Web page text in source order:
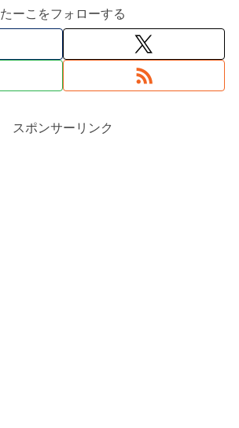
たーこをフォローする
スポンサーリンク